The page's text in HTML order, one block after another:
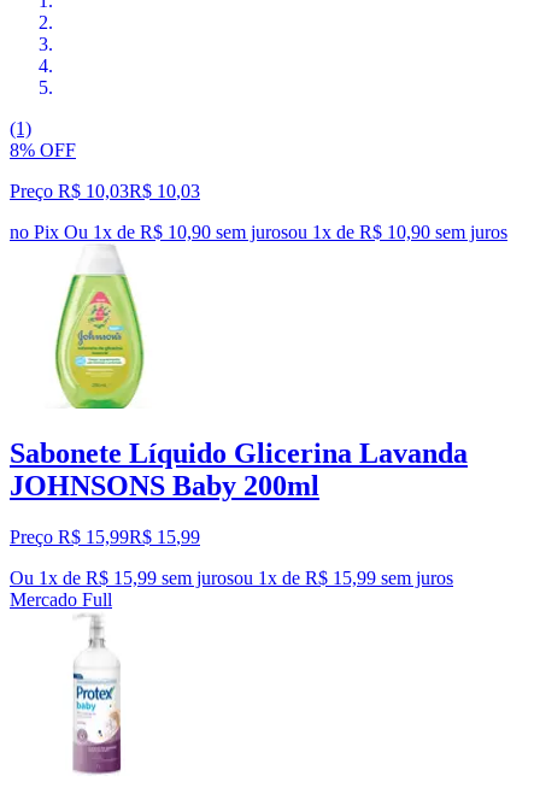
(1)
8% OFF
Preço R$ 10,03R$ 10,03
no Pix Ou 1x de R$ 10,90 sem jurosou 1x de R$ 10,90 sem juros
Sabonete Líquido Glicerina Lavanda
JOHNSONS Baby 200ml
Preço R$ 15,99R$ 15,99
Ou 1x de R$ 15,99 sem jurosou 1x de R$ 15,99 sem juros
Mercado Full